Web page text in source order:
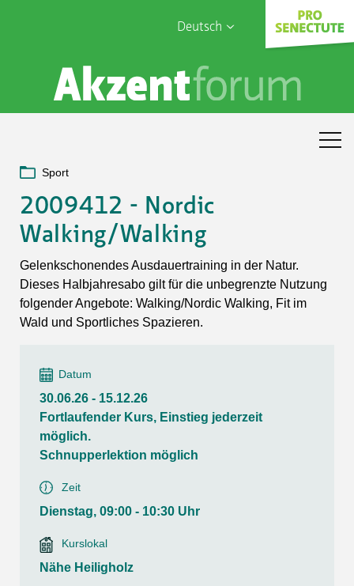
Deutsch
English
Français
Sophia Care
Sport
2009412 - Nordic
Walking/Walking
Gelenkschonendes Ausdauertraining in der Natur.
Dieses Halbjahresabo gilt für die unbegrenzte Nutzung
folgender Angebote: Walking/Nordic Walking, Fit im
Wald und Sportliches Spazieren.
Datum
30.06.26 - 15.12.26
Fortlaufender Kurs, Einstieg jederzeit
möglich.
Schnupperlektion möglich
Zeit
Dienstag, 09:00 - 10:30 Uhr
Kurslokal
Nähe Heiligholz